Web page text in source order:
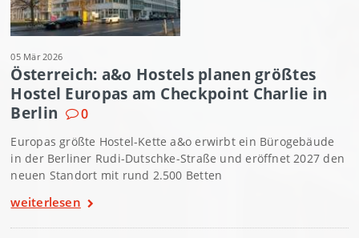
05 Mär 2026
Österreich: a&o Hostels planen größtes
Hostel Europas am Checkpoint Charlie in
Berlin
0
Europas größte Hostel-Kette a&o erwirbt ein Bürogebäude
in der Berliner Rudi-Dutschke-Straße und eröffnet 2027 den
neuen Standort mit rund 2.500 Betten
weiterlesen